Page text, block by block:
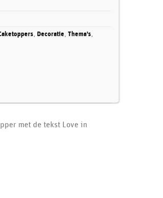
, Decoratie, Thema's,
met de tekst Love in